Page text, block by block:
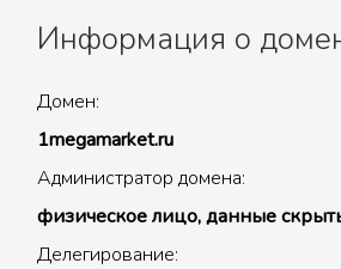
Информация о
Домен:
1megamarket.ru
Администратор домена:
физическое лицо, данные
Делегирование: